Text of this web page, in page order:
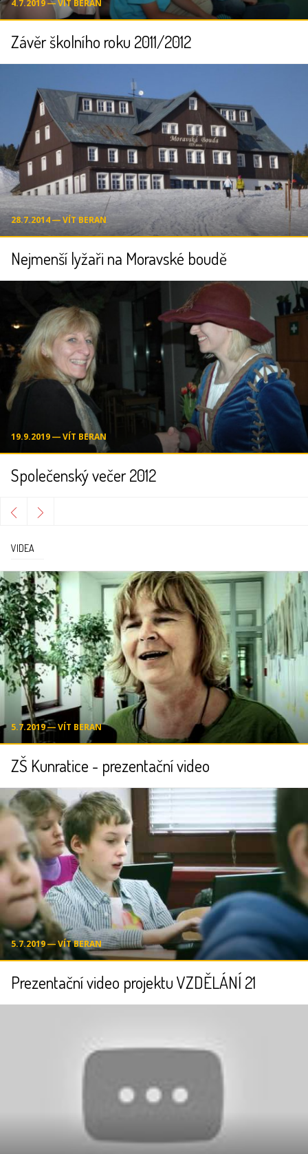
4.7.2019 ― VÍT BERAN
Závěr školního roku 2011/2012
28.7.2014 ― VÍT BERAN
Nejmenší lyžaři na Moravské boudě
19.9.2019 ― VÍT BERAN
Společenský večer 2012
VIDEA
5.7.2019 ― VÍT BERAN
ZŠ Kunratice - prezentační video
5.7.2019 ― VÍT BERAN
Prezentační video projektu VZDĚLÁNÍ 21